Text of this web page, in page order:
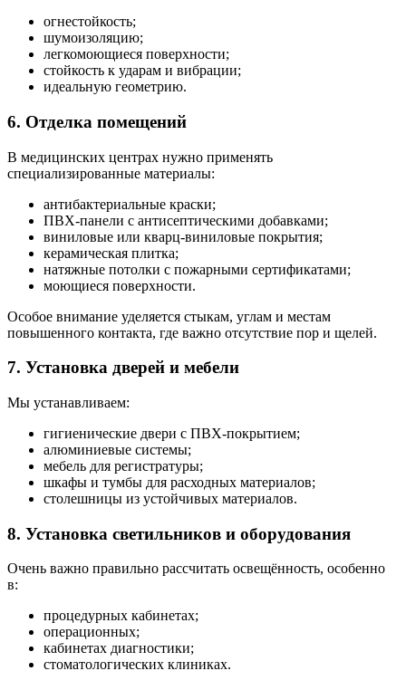
огнестойкость;
шумоизоляцию;
легкомоющиеся поверхности;
стойкость к ударам и вибрации;
идеальную геометрию.
6. Отделка помещений
В медицинских центрах нужно применять
специализированные материалы:
антибактериальные краски;
ПВХ-панели с антисептическими добавками;
виниловые или кварц-виниловые покрытия;
керамическая плитка;
натяжные потолки с пожарными сертификатами;
моющиеся поверхности.
Особое внимание уделяется стыкам, углам и местам
повышенного контакта, где важно отсутствие пор и щелей.
7. Установка дверей и мебели
Мы устанавливаем:
гигиенические двери с ПВХ-покрытием;
алюминиевые системы;
мебель для регистратуры;
шкафы и тумбы для расходных материалов;
столешницы из устойчивых материалов.
8. Установка светильников и оборудования
Очень важно правильно рассчитать освещённость, особенно
в:
процедурных кабинетах;
операционных;
кабинетах диагностики;
стоматологических клиниках.